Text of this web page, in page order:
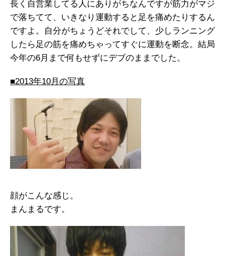
長く自営業してる人にありがちなんですが筋力がマジ
で落ちてて、いきなり運動すると足を痛めたりするん
ですよ。自分がちょうどそれでして、少しランニング
したら足の筋を痛めちゃってすぐに運動を断念。結局
今年の6月まで何もせずにデブのままでした。
■2013年10月の写真
顔がこんな感じ。
まんまるです。